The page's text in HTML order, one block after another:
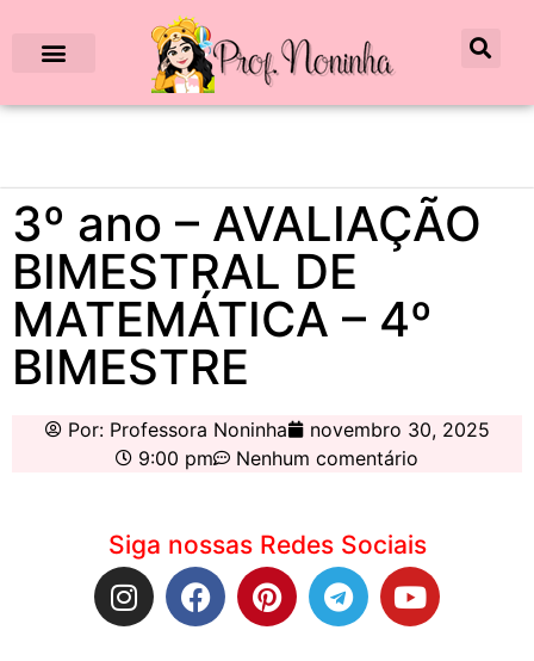
3º ano – AVALIAÇÃO
BIMESTRAL DE
MATEMÁTICA – 4º
BIMESTRE
Por:Professora Noninha
novembro 30, 2025
9:00 pm
Nenhum comentário
Siga nossas Redes Sociais